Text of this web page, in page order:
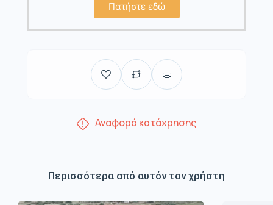
Πατήστε εδώ
Αναφορά κατάχρησης
Περισσότερα από αυτόν τον χρήστη